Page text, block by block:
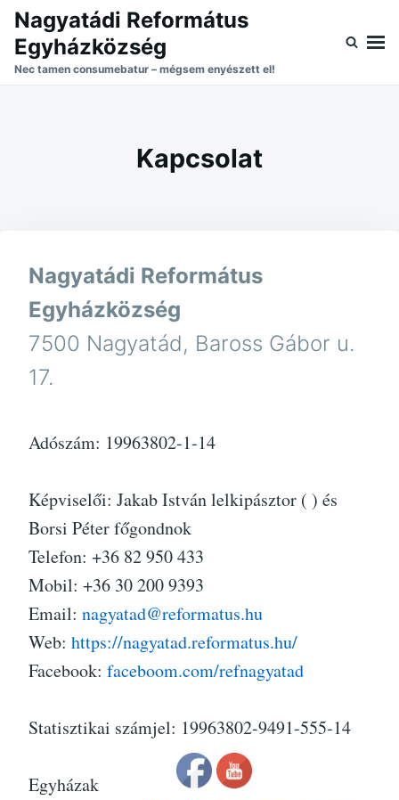
Skip
content
Search
for:
Nagyatádi Református
Egyházközség
Nec tamen consumebatur – mégsem enyészett el!
Kapcsolat
Nagyatádi Református
Egyházközség
7500 Nagyatád, Baross Gábor u.
17.
Adószám: 19963802-1-14
Képviselői: Jakab István lelkipásztor ( ) és
Borsi Péter főgondnok
Telefon: +36 82 950 433
Mobil: +36 30 200 9393
Email: nagyatad@reformatus.hu
Web: https://nagyatad.reformatus.hu/
Facebook: faceboom.com/refnagyatad
Statisztikai számjel: 19963802-9491-555-14
Egyházak